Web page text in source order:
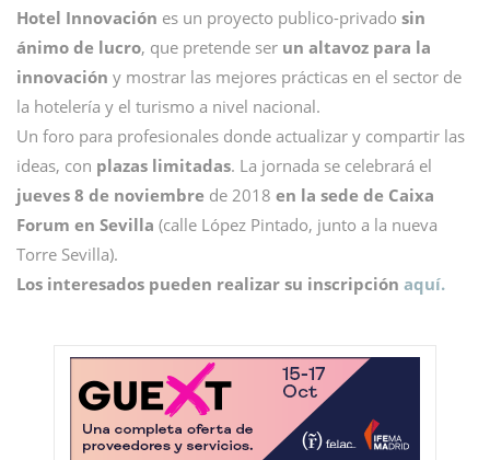
Hotel Innovación es un proyecto publico-privado sin
ánimo de lucro, que pretende ser un altavoz para la
innovación y mostrar las mejores prácticas en el sector de
la hotelería y el turismo a nivel nacional.
Un foro para profesionales donde actualizar y compartir las
ideas, con plazas limitadas. La jornada se celebrará el
jueves 8 de noviembre de 2018 en la sede de Caixa
Forum en Sevilla (calle López Pintado, junto a la nueva
Torre Sevilla).
Los interesados pueden realizar su inscripción aquí.